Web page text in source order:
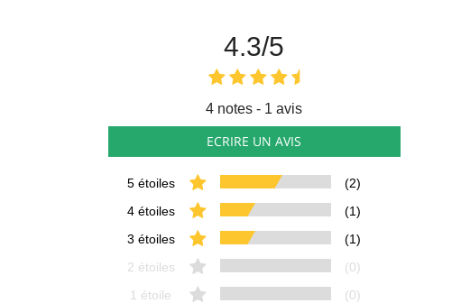
4.3/5
4 notes - 1 avis
ECRIRE UN AVIS
5 étoiles
(2)
4 étoiles
(1)
3 étoiles
(1)
2 étoiles
(0)
1 étoile
(0)